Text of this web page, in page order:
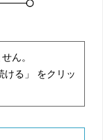
ん。
ける」 をクリッ